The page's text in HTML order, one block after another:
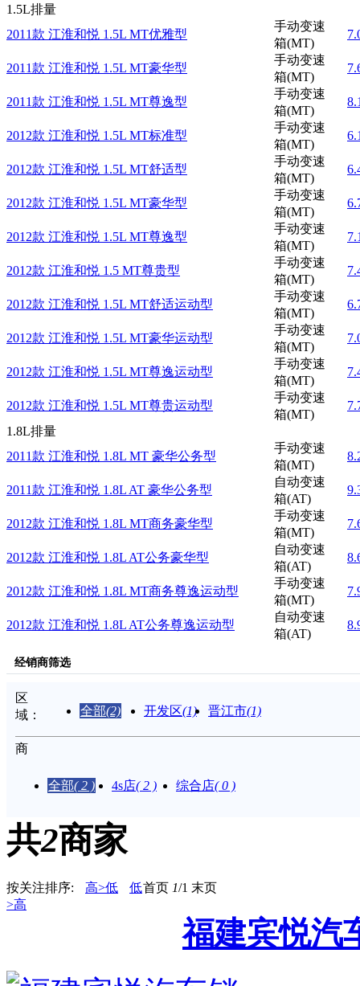
1.5L排量
2011款 江淮和悦 1.5L MT优雅型
手动变速
箱(MT)
2011款 江淮和悦 1.5L MT豪华型
手动变速
箱(MT)
2011款 江淮和悦 1.5L MT尊逸型
手动变速
箱(MT)
2012款 江淮和悦 1.5L MT标准型
手动变速
箱(MT)
2012款 江淮和悦 1.5L MT舒适型
手动变速
箱(MT)
2012款 江淮和悦 1.5L MT豪华型
手动变速
箱(MT)
2012款 江淮和悦 1.5L MT尊逸型
手动变速
箱(MT)
2012款 江淮和悦 1.5 MT尊贵型
手动变速
箱(MT)
2012款 江淮和悦 1.5L MT舒适运动型
手动变速
箱(MT)
2012款 江淮和悦 1.5L MT豪华运动型
手动变速
箱(MT)
2012款 江淮和悦 1.5L MT尊逸运动型
手动变速
箱(MT)
2012款 江淮和悦 1.5L MT尊贵运动型
手动变速
箱(MT)
1.8L排量
2011款 江淮和悦 1.8L MT 豪华公务型
手动变速
箱(MT)
2011款 江淮和悦 1.8L AT 豪华公务型
自动变速
箱(AT)
2012款 江淮和悦 1.8L MT商务豪华型
手动变速
箱(MT)
2012款 江淮和悦 1.8L AT公务豪华型
自动变速
箱(AT)
2012款 江淮和悦 1.8L MT商务尊逸运动型
手动变速
箱(MT)
2012款 江淮和悦 1.8L AT公务尊逸运动型
自动变速
箱(AT)
经销商筛选
区
域：
全部(2) 开发区(1) 晋江市(1)
商
全部( 2 ) 4s店( 2 ) 综合店( 0 )
共2商家
按关注排序: 高>低
低
>高
首页 1/1 末页
福建宾悦汽